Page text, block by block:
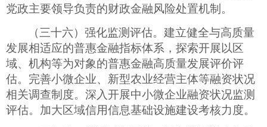
党政主要领导负责的财政金融风险处置机制。
（三十六）强化监测评估。建立健全与高质量
发展相适应的普惠金融指标体系，探索开展以区
域、机构等为对象的普惠金融高质量发展评价评
估。完善小微企业、新型农业经营主体等融资状况
相关调查制度。深入开展中小微企业融资状况监测
评估。加大区域信用信息基础设施建设考核力度。